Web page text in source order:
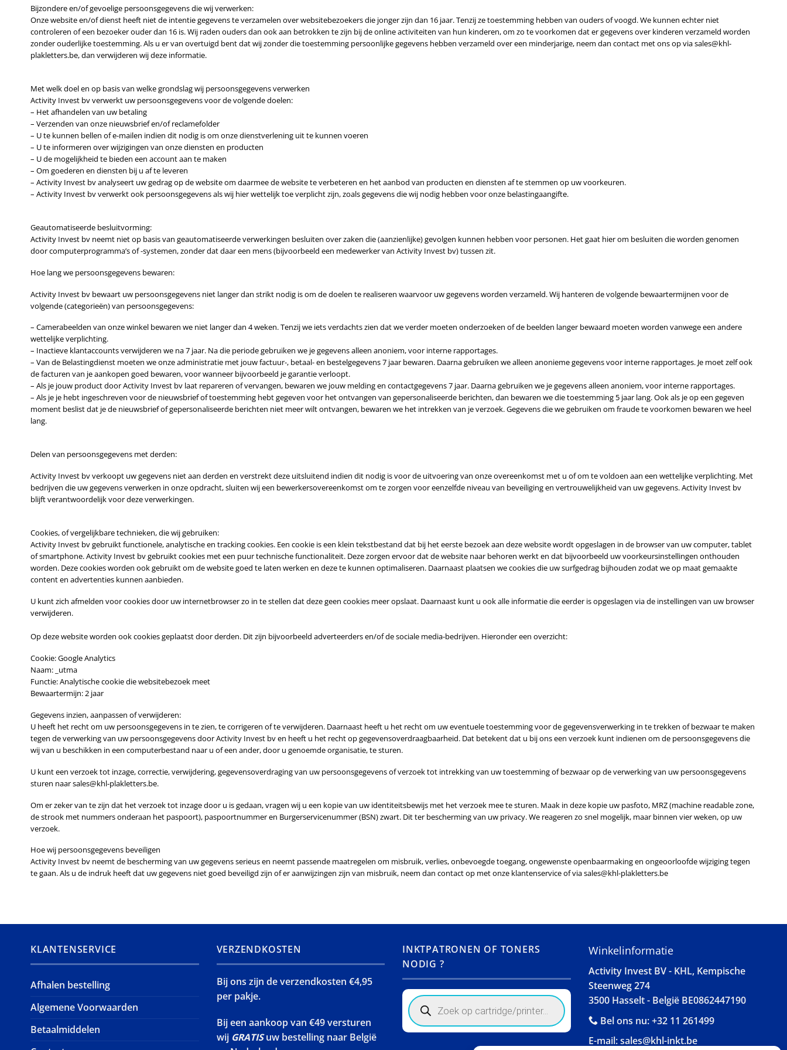
Bijzondere en/of gevoelige persoonsgegevens die wij verwerken:
Onze website en/of dienst heeft niet de intentie gegevens te verzamelen over websitebezoekers die jonger zijn dan 16 jaar. Tenzij ze toestemming hebben van ouders of voogd. We kunnen echter niet
controleren of een bezoeker ouder dan 16 is. Wij raden ouders dan ook aan betrokken te zijn bij de online activiteiten van hun kinderen, om zo te voorkomen dat er gegevens over kinderen verzameld worden
zonder ouderlijke toestemming. Als u er van overtuigd bent dat wij zonder die toestemming persoonlijke gegevens hebben verzameld over een minderjarige, neem dan contact met ons op via sales@khl-
plakletters.be, dan verwijderen wij deze informatie.
Met welk doel en op basis van welke grondslag wij persoonsgegevens verwerken
Activity Invest bv verwerkt uw persoonsgegevens voor de volgende doelen:
– Het afhandelen van uw betaling
– Verzenden van onze nieuwsbrief en/of reclamefolder
– U te kunnen bellen of e-mailen indien dit nodig is om onze dienstverlening uit te kunnen voeren
– U te informeren over wijzigingen van onze diensten en producten
– U de mogelijkheid te bieden een account aan te maken
– Om goederen en diensten bij u af te leveren
– Activity Invest bv analyseert uw gedrag op de website om daarmee de website te verbeteren en het aanbod van producten en diensten af te stemmen op uw voorkeuren.
– Activity Invest bv verwerkt ook persoonsgegevens als wij hier wettelijk toe verplicht zijn, zoals gegevens die wij nodig hebben voor onze belastingaangifte.
Geautomatiseerde besluitvorming:
Activity Invest bv neemt niet op basis van geautomatiseerde verwerkingen besluiten over zaken die (aanzienlijke) gevolgen kunnen hebben voor personen. Het gaat hier om besluiten die worden genomen
door computerprogramma’s of -systemen, zonder dat daar een mens (bijvoorbeeld een medewerker van Activity Invest bv) tussen zit.
Hoe lang we persoonsgegevens bewaren:
Activity Invest bv bewaart uw persoonsgegevens niet langer dan strikt nodig is om de doelen te realiseren waarvoor uw gegevens worden verzameld. Wij hanteren de volgende bewaartermijnen voor de
volgende (categorieën) van persoonsgegevens:
– Camerabeelden van onze winkel bewaren we niet langer dan 4 weken. Tenzij we iets verdachts zien dat we verder moeten onderzoeken of de beelden langer bewaard moeten worden vanwege een andere
wettelijke verplichting.
– Inactieve klantaccounts verwijderen we na 7 jaar. Na die periode gebruiken we je gegevens alleen anoniem, voor interne rapportages.
– Van de Belastingdienst moeten we onze administratie met jouw factuur-, betaal- en bestelgegevens 7 jaar bewaren. Daarna gebruiken we alleen anonieme gegevens voor interne rapportages. Je moet zelf ook
de facturen van je aankopen goed bewaren, voor wanneer bijvoorbeeld je garantie verloopt.
– Als je jouw product door Activity Invest bv laat repareren of vervangen, bewaren we jouw melding en contactgegevens 7 jaar. Daarna gebruiken we je gegevens alleen anoniem, voor interne rapportages.
– Als je je hebt ingeschreven voor de nieuwsbrief of toestemming hebt gegeven voor het ontvangen van gepersonaliseerde berichten, dan bewaren we die toestemming 5 jaar lang. Ook als je op een gegeven
moment beslist dat je de nieuwsbrief of gepersonaliseerde berichten niet meer wilt ontvangen, bewaren we het intrekken van je verzoek. Gegevens die we gebruiken om fraude te voorkomen bewaren we heel
lang.
Delen van persoonsgegevens met derden:
Activity Invest bv verkoopt uw gegevens niet aan derden en verstrekt deze uitsluitend indien dit nodig is voor de uitvoering van onze overeenkomst met u of om te voldoen aan een wettelijke verplichting. Met
bedrijven die uw gegevens verwerken in onze opdracht, sluiten wij een bewerkersovereenkomst om te zorgen voor eenzelfde niveau van beveiliging en vertrouwelijkheid van uw gegevens. Activity Invest bv
blijft verantwoordelijk voor deze verwerkingen.
Cookies, of vergelijkbare technieken, die wij gebruiken:
Activity Invest bv gebruikt functionele, analytische en tracking cookies. Een cookie is een klein tekstbestand dat bij het eerste bezoek aan deze website wordt opgeslagen in de browser van uw computer, tablet
of smartphone. Activity Invest bv gebruikt cookies met een puur technische functionaliteit. Deze zorgen ervoor dat de website naar behoren werkt en dat bijvoorbeeld uw voorkeursinstellingen onthouden
worden. Deze cookies worden ook gebruikt om de website goed te laten werken en deze te kunnen optimaliseren. Daarnaast plaatsen we cookies die uw surfgedrag bijhouden zodat we op maat gemaakte
content en advertenties kunnen aanbieden.
U kunt zich afmelden voor cookies door uw internetbrowser zo in te stellen dat deze geen cookies meer opslaat. Daarnaast kunt u ook alle informatie die eerder is opgeslagen via de instellingen van uw browser
verwijderen.
Op deze website worden ook cookies geplaatst door derden. Dit zijn bijvoorbeeld adverteerders en/of de sociale media-bedrijven. Hieronder een overzicht:
Cookie: Google Analytics
Naam: _utma
Functie: Analytische cookie die websitebezoek meet
Bewaartermijn: 2 jaar
Gegevens inzien, aanpassen of verwijderen:
U heeft het recht om uw persoonsgegevens in te zien, te corrigeren of te verwijderen. Daarnaast heeft u het recht om uw eventuele toestemming voor de gegevensverwerking in te trekken of bezwaar te maken
tegen de verwerking van uw persoonsgegevens door Activity Invest bv en heeft u het recht op gegevensoverdraagbaarheid. Dat betekent dat u bij ons een verzoek kunt indienen om de persoonsgegevens die
wij van u beschikken in een computerbestand naar u of een ander, door u genoemde organisatie, te sturen.
U kunt een verzoek tot inzage, correctie, verwijdering, gegevensoverdraging van uw persoonsgegevens of verzoek tot intrekking van uw toestemming of bezwaar op de verwerking van uw persoonsgegevens
sturen naar sales@khl-plakletters.be.
Om er zeker van te zijn dat het verzoek tot inzage door u is gedaan, vragen wij u een kopie van uw identiteitsbewijs met het verzoek mee te sturen. Maak in deze kopie uw pasfoto, MRZ (machine readable zone,
de strook met nummers onderaan het paspoort), paspoortnummer en Burgerservicenummer (BSN) zwart. Dit ter bescherming van uw privacy. We reageren zo snel mogelijk, maar binnen vier weken, op uw
verzoek.
Hoe wij persoonsgegevens beveiligen
Activity Invest bv neemt de bescherming van uw gegevens serieus en neemt passende maatregelen om misbruik, verlies, onbevoegde toegang, ongewenste openbaarmaking en ongeoorloofde wijziging tegen
te gaan. Als u de indruk heeft dat uw gegevens niet goed beveiligd zijn of er aanwijzingen zijn van misbruik, neem dan contact op met onze klantenservice of via sales@khl-plakletters.be
KLANTENSERVICE
Afhalen bestelling
Algemene Voorwaarden
Betaalmiddelen
VERZENDKOSTEN
Bij ons zijn de verzendkosten €4,95
per pakje.
Bij een aankoop van €49 versturen
wij GRATISuw bestelling naar België
INKTPATRONEN OF TONERS
NODIG ?
Products
search
Winkelinformatie
Activity Invest BV - KHL, Kempische
Steenweg 274
3500 Hasselt - België BE0862447190
Bel ons nu:+32 11 261499
E-mail:sales@khl-inkt.be